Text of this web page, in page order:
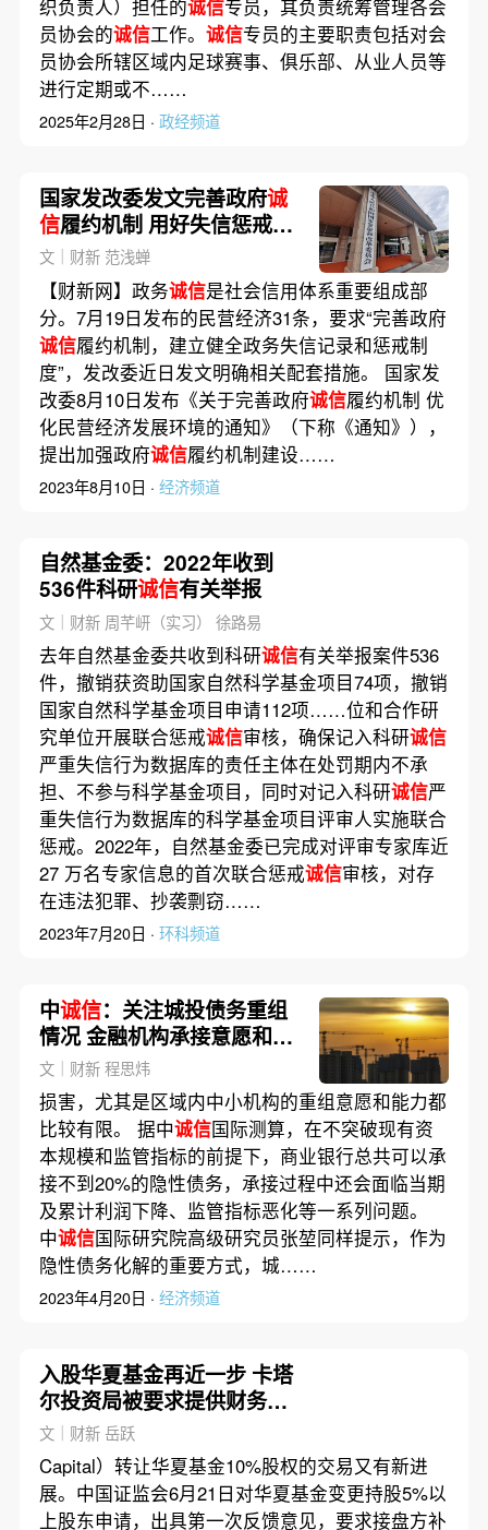
织负责人）担任的诚信专员，其负责统筹管理各会
员协会的诚信工作。 诚信专员的主要职责包括对会
员协会所辖区域内足球赛事、俱乐部、从业人员等
进行定期或不……
2025年2月28日 · 政经频道
国家发改委发文完善政府诚
信履约机制 用好失信惩戒措
施“工具箱”
文｜财新 范浅蝉
【财新网】政务诚信是社会信用体系重要组成部
分。7月19日发布的民营经济31条，要求“完善政府
诚信履约机制，建立健全政务失信记录和惩戒制
度”，发改委近日发文明确相关配套措施。 国家发
改委8月10日发布《关于完善政府诚信履约机制 优
化民营经济发展环境的通知》（下称《通知》），
提出加强政府诚信履约机制建设……
2023年8月10日 · 经济频道
自然基金委：2022年收到
536件科研诚信有关举报
文｜财新 周芊岍（实习） 徐路易
去年自然基金委共收到科研诚信有关举报案件536
件，撤销获资助国家自然科学基金项目74项，撤销
国家自然科学基金项目申请112项……位和合作研
究单位开展联合惩戒诚信审核，确保记入科研诚信
严重失信行为数据库的责任主体在处罚期内不承
担、不参与科学基金项目，同时对记入科研诚信严
重失信行为数据库的科学基金项目评审人实施联合
惩戒。2022年，自然基金委已完成对评审专家库近
27 万名专家信息的首次联合惩戒诚信审核，对存
在违法犯罪、抄袭剽窃……
2023年7月20日 · 环科频道
中诚信：关注城投债务重组
情况 金融机构承接意愿和能
力或有限
文｜财新 程思炜
损害，尤其是区域内中小机构的重组意愿和能力都
比较有限。 据中诚信国际测算，在不突破现有资
本规模和监管指标的前提下，商业银行总共可以承
接不到20%的隐性债务，承接过程中还会面临当期
及累计利润下降、监管指标恶化等一系列问题。
中诚信国际研究院高级研究员张堃同样提示，作为
隐性债务化解的重要方式，城……
2023年4月20日 · 经济频道
入股华夏基金再近一步 卡塔
尔投资局被要求提供财务资
料和诚信记录
文｜财新 岳跃
Capital）转让华夏基金10%股权的交易又有新进
展。中国证监会6月21日对华夏基金变更持股5%以
上股东申请，出具第一次反馈意见，要求接盘方补